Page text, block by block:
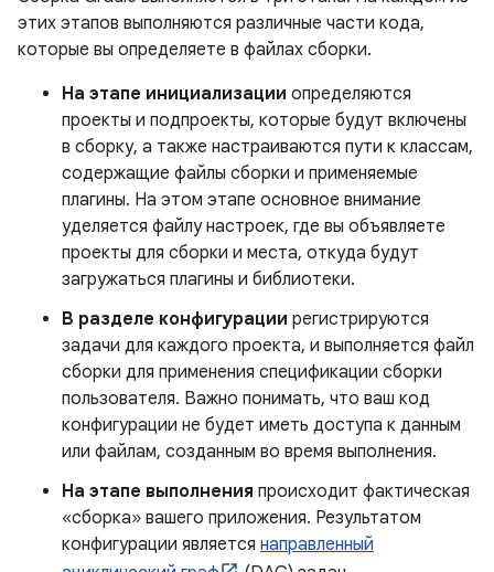
этих этапов выполняются различные части кода,
которые вы определяете в файлах сборки.
На этапе инициализации определяются
проекты и подпроекты, которые будут включены
в сборку, а также настраиваются пути к классам,
содержащие файлы сборки и применяемые
плагины. На этом этапе основное внимание
уделяется файлу настроек, где вы объявляете
проекты для сборки и места, откуда будут
загружаться плагины и библиотеки.
В разделе конфигурации регистрируются
задачи для каждого проекта, и выполняется файл
сборки для применения спецификации сборки
пользователя. Важно понимать, что ваш код
конфигурации не будет иметь доступа к данным
или файлам, созданным во время выполнения.
На этапе выполнения происходит фактическая
«сборка» вашего приложения. Результатом
конфигурации является направленный